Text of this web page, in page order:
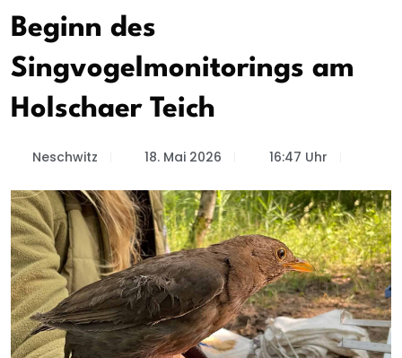
Beginn des
Singvogelmonitorings am
Holschaer Teich
Neschwitz 18. Mai 2026 16:47 Uhr